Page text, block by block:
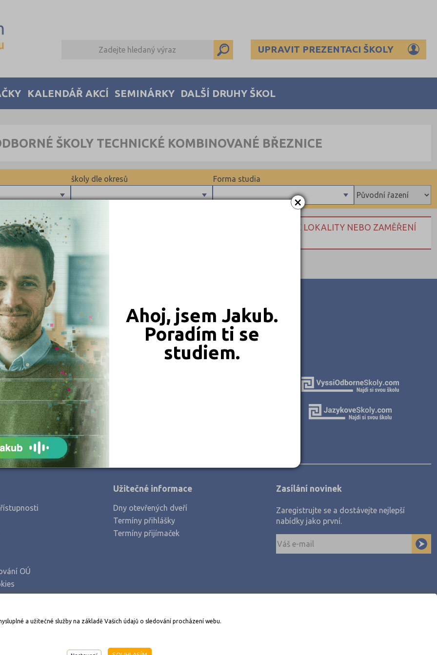
×
Ahoj, jsem Jakub.
Poradím ti se
studiem.
UPRAVIT PREZENTACI ŠKOLY
KALENDÁŘ AKCÍ SEMINÁRKY DALŠÍ DRUHY ŠKOL
ŠKOLY TECHNICKÉ KOMBINOVANÉ BŘEZNICE
Forma studia
školy dle okresů
Kutná Hora (1)
ZÁZNAMY, PŘEFORMULUJTE PROSÍM VÁŠ DOTAZ NEBO HLEDEJTE DLE LOKALITY NEBO ZAMĚŘENÍ
JSME TAM, KDE JSTE VY
Naše projekty
OÚ
Stáhněte si aplikaci Adresář škol
Užitečné informace
Dny otevřených dveří
Termíny přihlášky
Termíny přijímaček
Zasílání novinek
Zaregistrujte se a dostávejte nejlepší
nabídky jako první.
AMOS KamPoMaturite.cz, s.r.o., stránky vytvořilo
a užitečné služby na základě Vašich údajů o sledování procházení webu.